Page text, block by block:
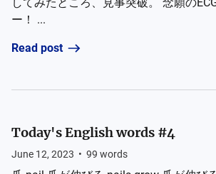
ー！ ...
Read post
Today's English words #4
June 12, 2023 • 99 words